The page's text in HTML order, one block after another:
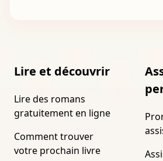
Lire et découvrir
Lire des romans
gratuitement en ligne
Comment trouver
votre prochain livre